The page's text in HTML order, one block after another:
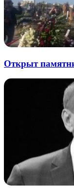
Открыт